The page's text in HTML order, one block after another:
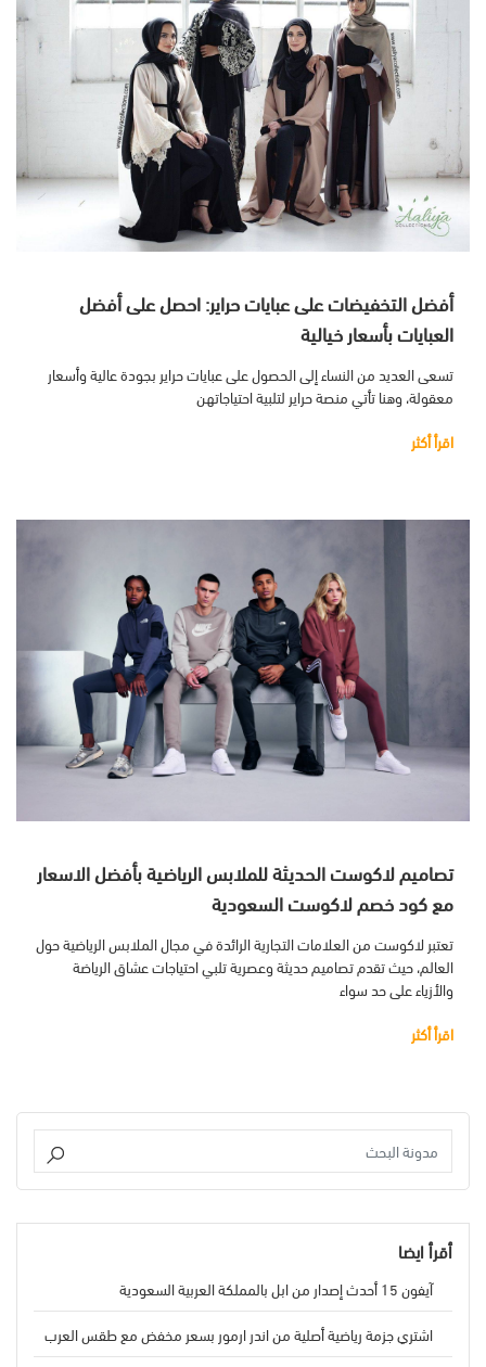
أفضل التخفيضات على عبايات حراير: احصل على أفضل
العبايات بأسعار خيالية
تسعى العديد من النساء إلى الحصول على عبايات حراير بجودة عالية وأسعار
معقولة، وهنا تأتي منصة حراير لتلبية احتياجاتهن
اقرأ أكثر
تصاميم لاكوست الحديثة للملابس الرياضية بأفضل الاسعار
مع كود خصم لاكوست السعودية
تعتبر لاكوست من العلامات التجارية الرائدة في مجال الملابس الرياضية حول
العالم، حيث تقدم تصاميم حديثة وعصرية تلبي احتياجات عشاق الرياضة
والأزياء على حد سواء
اقرأ أكثر
أقرأ ايضا
آيفون 15 أحدث إصدار من ابل بالمملكة العربية السعودية
اشتري جزمة رياضية أصلية من اندر ارمور بسعر مخفض مع طقس العرب